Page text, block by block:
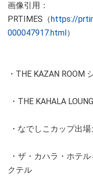
画像引用：
PRTIMES（ https://
000047917.html ）
・THE KAZAN ROOM
・THE KAHALA
・なでしこカップ出
・ザ・カハラ・ホテ
クテル